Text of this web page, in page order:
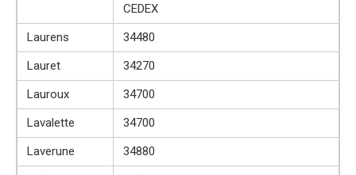
CEDEX
Laurens
34480
Lauret
34270
Lauroux
34700
Lavalette
34700
Laverune
34880